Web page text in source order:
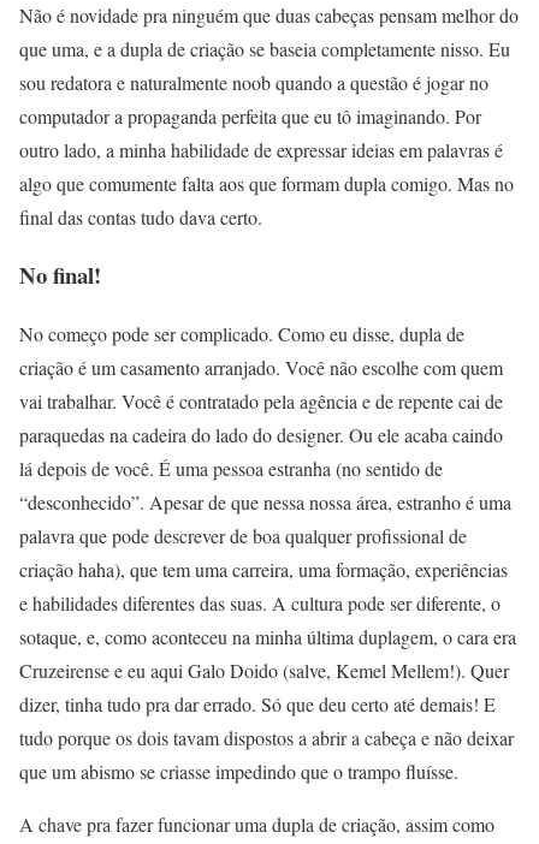
Não é novidade pra ninguém que duas cabeças pensam melhor do
que uma, e a dupla de criação se baseia completamente nisso. Eu
sou redatora e naturalmente noob quando a questão é jogar no
computador a propaganda perfeita que eu tô imaginando. Por
outro lado, a minha habilidade de expressar ideias em palavras é
algo que comumente falta aos que formam dupla comigo. Mas no
final das contas tudo dava certo.
No final!
No começo pode ser complicado. Como eu disse, dupla de
criação é um casamento arranjado. Você não escolhe com quem
vai trabalhar. Você é contratado pela agência e de repente cai de
paraquedas na cadeira do lado do designer. Ou ele acaba caindo
lá depois de você. É uma pessoa estranha (no sentido de
“desconhecido”. Apesar de que nessa nossa área, estranho é uma
palavra que pode descrever de boa qualquer profissional de
criação haha), que tem uma carreira, uma formação, experiências
e habilidades diferentes das suas. A cultura pode ser diferente, o
sotaque, e, como aconteceu na minha última duplagem, o cara era
Cruzeirense e eu aqui Galo Doido (salve, Kemel Mellem!). Quer
dizer, tinha tudo pra dar errado. Só que deu certo até demais! E
tudo porque os dois tavam dispostos a abrir a cabeça e não deixar
que um abismo se criasse impedindo que o trampo fluísse.
A chave pra fazer funcionar uma dupla de criação, assim como